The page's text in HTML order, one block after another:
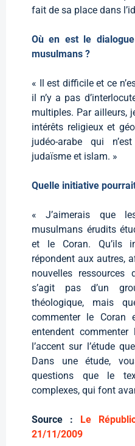
fait de sa place dans
Où en est le
musulmans ?
« Il est difficile et ce
il n’y a pas
multiples. Par ailleurs,
intérêts religieux et
judéo-arabe qui
judaïsme et islam. »
Quelle initiative
« J’aimerais que
musulmans érudits
et le Coran. Qu’ils
répondent aux autres,
nouvelles
s’agit pas d’un
théologique, mais
commenter le Coran
entendent
l’accent sur l’étude
Dans une étude,
questions que le
complexes, qui font
Source : Le
21/11/2009